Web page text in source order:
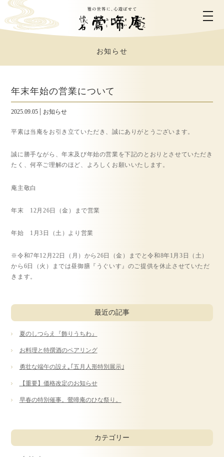
ホーム
鶯啼庵について
お部屋のご案内
営業時間・アクセス
お知らせ
年末年始の営業について
2025.09.05 お知らせ
平素は当庵をお引き立ていただき、誠にありがとうございます。
誠に勝手ながら、年末及び年始の営業を下記のとおりとさせていただき
たく、何卒ご理解のほど、よろしくお願いいたします。
庵主敬白
年末 12月26日（金）まで営業
年始 1月3日（土）より営業
※令和7年12月22日（月）から26日（金）までと令和8年1月3日（土）
から6日（火）までは昼御膳『うぐいす』のご提供を休止させていただ
きます。
最近の記事
夏のしつらえ『飾りうちわ』
お料理と特撰酒のペアリング
勇壮な端午の設え｡｢五月人形特別展示｣
【重要】価格改定のお知らせ
早春の特別催事。鶯啼庵のひな祭り。
カテゴリー